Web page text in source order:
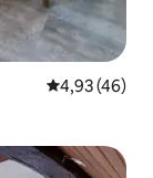
Gemiddelde
4,93 (46)